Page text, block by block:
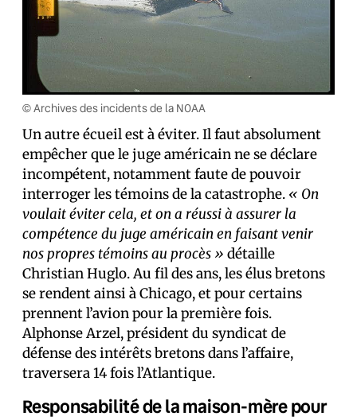
© Archives des incidents de la NOAA
Un autre écueil est à éviter. Il faut absolument
empêcher que le juge américain ne se déclare
incompétent, notamment faute de pouvoir
interroger les témoins de la catastrophe. « On
voulait éviter cela, et on a réussi à assurer la
compétence du juge américain en faisant venir
nos propres témoins au procès » détaille
Christian Huglo. Au fil des ans, les élus bretons
se rendent ainsi à Chicago, et pour certains
prennent l’avion pour la première fois.
Alphonse Arzel, président du syndicat de
défense des intérêts bretons dans l’affaire,
traversera 14 fois l’Atlantique.
Responsabilité de la maison-mère pour